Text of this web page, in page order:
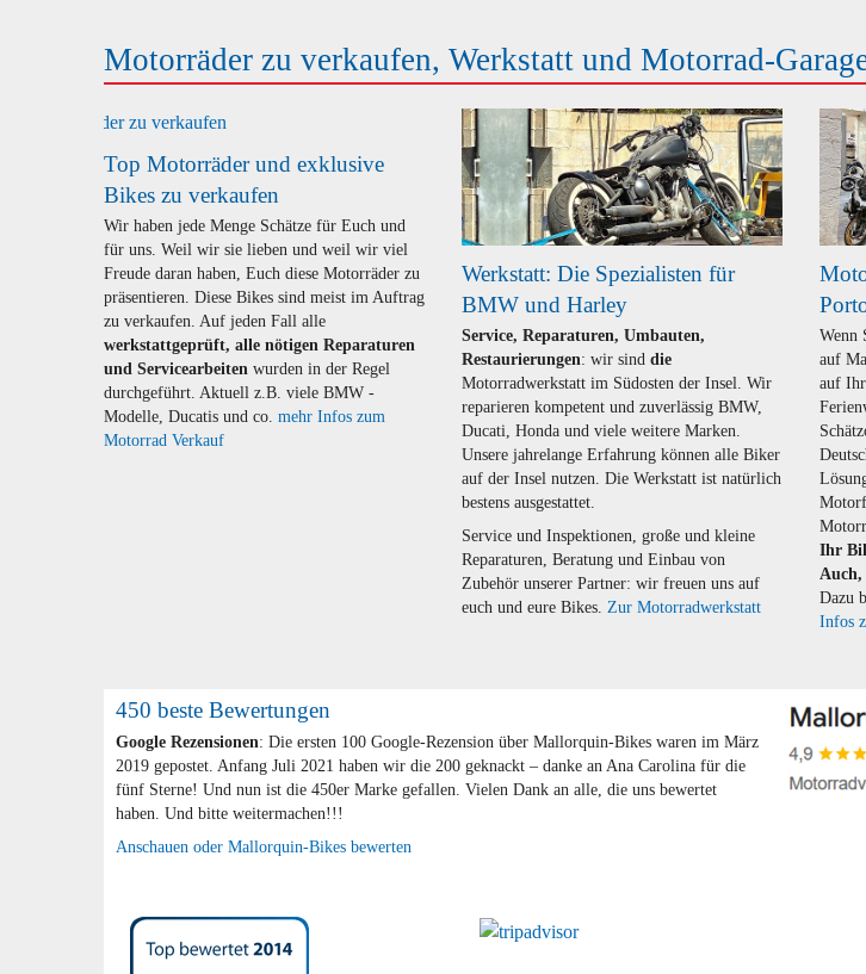
Motorräder zu verkaufen, Werkstatt und Motorrad-
Top Motorräder und exklusive
Bikes zu verkaufen
Wir haben jede Menge Schätze für Euch und
für uns. Weil wir sie lieben und weil wir viel
Freude daran haben, Euch diese Motorräder zu
präsentieren. Diese Bikes sind meist im Auftrag
zu verkaufen. Auf jeden Fall alle
werkstattgeprüft, alle nötigen Reparaturen
und Servicearbeiten wurden in der Regel
durchgeführt. Aktuell z.B. viele BMW -
Modelle, Ducatis und co. mehr Infos zum
Motorrad Verkauf
Werkstatt: Die Spezialisten für
BMW und Harley
Service, Reparaturen, Umbauten,
Restaurierungen: wir sinddie
Motorradwerkstatt im Südosten der Insel. Wir
reparieren kompetent und zuverlässig BMW,
Ducati, Honda und viele weitere Marken.
Unsere jahrelange Erfahrung können alle Biker
auf der Insel nutzen. Die Werkstatt ist natürlich
bestens ausgestattet.
Service und Inspektionen, große und kleine
Reparaturen, Beratung und Einbau von
Zubehör unserer Partner: wir freuen uns auf
euch und eure Bikes.Zur Motorradwerkstatt
Wenn
auf
auf
Ihr
Auch,
Dazu
Infos
450 beste Bewertungen
Google Rezensionen: Die ersten 100 Google-Rezension über Mallorquin-Bikes waren im März
2019 gepostet. Anfang Juli 2021 haben wir die 200 geknackt – danke an Ana Carolina für die
fünf Sterne! Und nun ist die 450er Marke gefallen. Vielen Dank an alle, die uns bewertet
haben. Und bitte weitermachen!!!
Anschauen oder Mallorquin-Bikes bewerten